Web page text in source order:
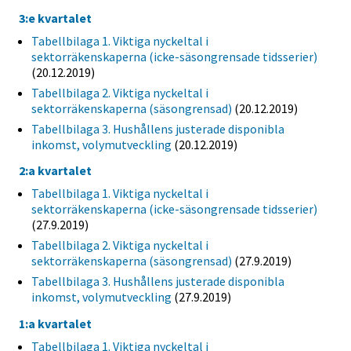
3:e kvartalet
Tabellbilaga 1. Viktiga nyckeltal i
sektorräkenskaperna (icke-säsongrensade tidsserier)
(20.12.2019)
Tabellbilaga 2. Viktiga nyckeltal i
sektorräkenskaperna (säsongrensad) (20.12.2019)
Tabellbilaga 3. Hushållens justerade disponibla
inkomst, volymutveckling (20.12.2019)
2:a kvartalet
Tabellbilaga 1. Viktiga nyckeltal i
sektorräkenskaperna (icke-säsongrensade tidsserier)
(27.9.2019)
Tabellbilaga 2. Viktiga nyckeltal i
sektorräkenskaperna (säsongrensad) (27.9.2019)
Tabellbilaga 3. Hushållens justerade disponibla
inkomst, volymutveckling (27.9.2019)
1:a kvartalet
Tabellbilaga 1. Viktiga nyckeltal i